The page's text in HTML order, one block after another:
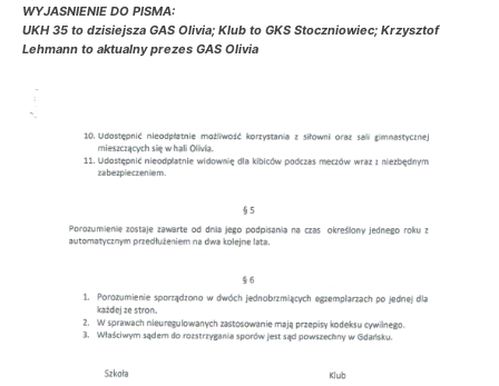
WYJASNIENIE DO PISMA:
UKH 35 to dzisiejsza GAS Olivia; Klub to GKS Stoczniowiec; Krzysztof
Lehmann to aktualny prezes GAS Olivia